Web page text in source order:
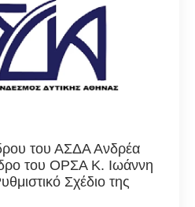
του ΑΣΔΑ Ανδρέα
του ΟΡΣΑ Κ. Ιωάννη
Σχέδιο της